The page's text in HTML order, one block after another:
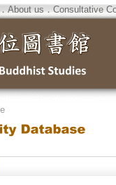
About us．Consultative